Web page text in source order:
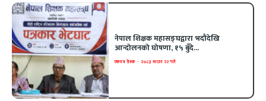
नेपाल शिक्षक महासङ्घद्वारा भदौदेखि
आन्दोलनको घोषणा, १५ बुँदे...
एकपत्र डेस्क - २०८३ साउन २२ गते